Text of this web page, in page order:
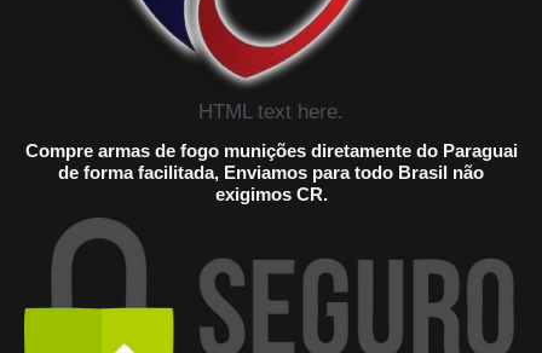
HTML text here.
Compre armas de fogo munições diretamente do Paraguai
de forma facilitada, Enviamos para todo Brasil não
exigimos CR.